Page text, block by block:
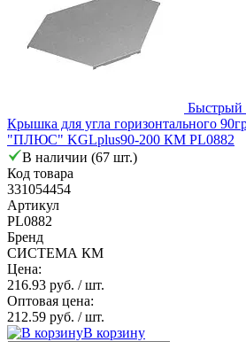
Быстрый
Крышка для угла горизонтального
"ПЛЮС" KGLplus90-200 КМ PL0882
В наличии (67 шт.)
Код товара
331054454
Артикул
PL0882
Бренд
СИСТЕМА КМ
Цена:
216.93 руб. / шт.
Оптовая цена:
212.59 руб. / шт.
В корзину